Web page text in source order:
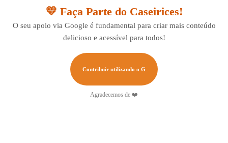
💛 Faça Parte do Caseirices!
O seu apoio via Google é fundamental para criar mais conteúdo
delicioso e acessível para todos!
Contribuir utilizando o G
Agradecemos de ❤️